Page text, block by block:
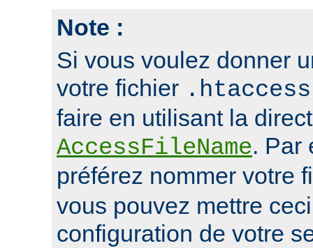
Note :
Si vous voulez donner
votre fichier .htaccess
faire en utilisant la
AccessFileName. Par
préférez nommer votre
vous pouvez mettre
configuration de votre